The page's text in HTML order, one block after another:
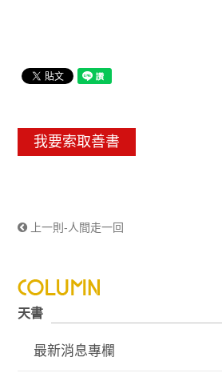
我要索取善書
上一則-人間走一回
天書
最新消息專欄